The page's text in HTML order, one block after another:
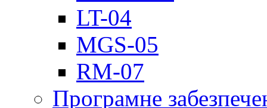
LT-04
МGS-05
RM-07
Програмне